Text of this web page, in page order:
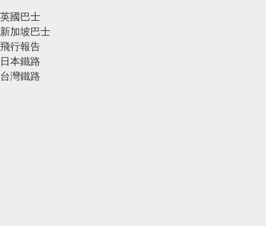
英國巴士
新加坡巴士
飛行報告
日本鐵路
台灣鐵路